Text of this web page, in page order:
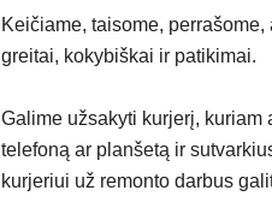
Keičiame, taisome,
greitai, kokybiškai ir patikimai.
Galime užsakyti kurjerį, kuriam
telefoną ar planšetą ir
kurjeriui už remonto darbus